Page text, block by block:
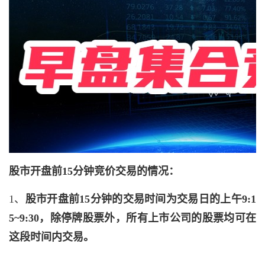
股市开盘前15分钟竞价交易的情况：
1、 股市开盘前15分钟的交易时间为交易日的上午9:1
5~9:30，除停牌股票外，所有上市公司的股票均可在
这段时间内交易。